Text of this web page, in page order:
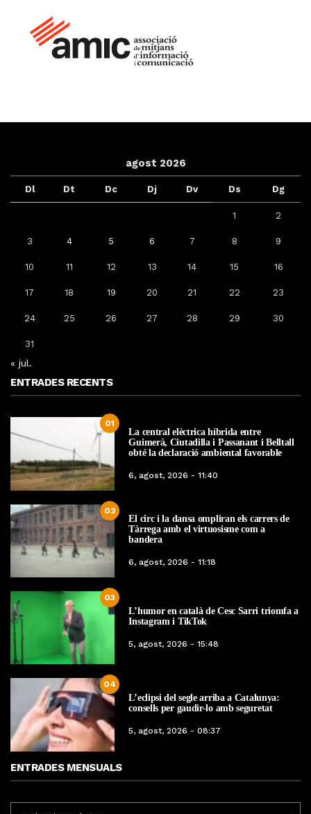
agost 2026
Dl Dt Dc Dj Dv Ds Dg
1 2
3 4 5 6 7 8 9
10 11 12 13 14 15 16
17 18 19 20 21 22 23
24 25 26 27 28 29 30
31
« jul.
ENTRADES RECENTS
01
La central elèctrica híbrida entre
Guimerà, Ciutadilla i Passanant i Belltall
obté la declaració ambiental favorable
6, agost, 2026 - 11:40
02
El circ i la dansa ompliran els carrers de
Tàrrega amb el virtuosisme com a
bandera
6, agost, 2026 - 11:18
03
L’humor en català de Cesc Sarri triomfa a
Instagram i TikTok
5, agost, 2026 - 15:48
04
L’eclipsi del segle arriba a Catalunya:
consells per gaudir-lo amb seguretat
5, agost, 2026 - 08:37
ENTRADES MENSUALS